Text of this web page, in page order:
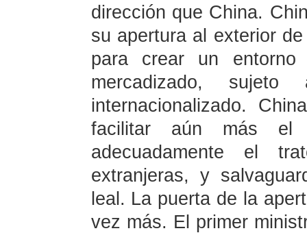
dirección que China.
su apertura al exterior
para crear un
mercadizado,
internacionalizado.
facilitar aún más el
adecuadamente el
extranjeras, y
leal. La puerta de la
vez más. El primer